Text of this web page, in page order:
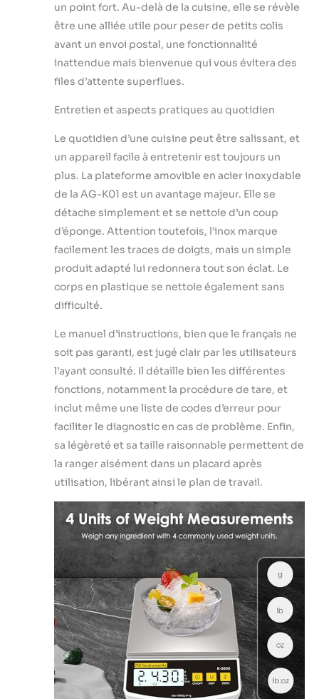
un point fort. Au-delà de la cuisine, elle se révèle
être une alliée utile pour peser de petits colis
avant un envoi postal, une fonctionnalité
inattendue mais bienvenue qui vous évitera des
files d’attente superflues.
Entretien et aspects pratiques au quotidien
Le quotidien d’une cuisine peut être salissant, et
un appareil facile à entretenir est toujours un
plus. La plateforme amovible en acier inoxydable
de la AG-K01 est un avantage majeur. Elle se
détache simplement et se nettoie d’un coup
d’éponge. Attention toutefois, l’inox marque
facilement les traces de doigts, mais un simple
produit adapté lui redonnera tout son éclat. Le
corps en plastique se nettoie également sans
difficulté.
Le manuel d’instructions, bien que le français ne
soit pas garanti, est jugé clair par les utilisateurs
l’ayant consulté. Il détaille bien les différentes
fonctions, notamment la procédure de tare, et
inclut même une liste de codes d’erreur pour
faciliter le diagnostic en cas de problème. Enfin,
sa légèreté et sa taille raisonnable permettent de
la ranger aisément dans un placard après
utilisation, libérant ainsi le plan de travail.